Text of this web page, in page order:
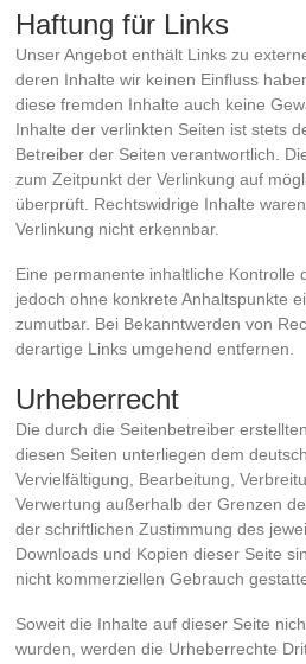
Haftung für Links
Unser Angebot enthält Links zu
deren Inhalte wir keinen Einfluss
diese fremden Inhalte auch keine
Inhalte der verlinkten Seiten ist stets
Betreiber der Seiten verantwortlich.
zum Zeitpunkt der Verlinkung auf
überprüft. Rechtswidrige Inhalte
Verlinkung nicht erkennbar.
Eine permanente inhaltliche Kontrolle
jedoch ohne konkrete Anhaltspunkte
zumutbar. Bei Bekanntwerden von
derartige Links umgehend entfernen.
Urheberrecht
Die durch die Seitenbetreiber
diesen Seiten unterliegen dem
Vervielfältigung, Bearbeitung,
Verwertung außerhalb der Grenzen
der schriftlichen Zustimmung des
Downloads und Kopien dieser Seite
nicht kommerziellen Gebrauch
Soweit die Inhalte auf dieser Seite
wurden, werden die Urheberrechte